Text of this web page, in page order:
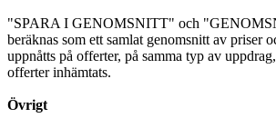
"SPARA I GENOMSNITT" och
beräknas som ett samlat genomsnitt av priser
uppnåtts på offerter, på samma typ av
offerter inhämtats.
Övrigt